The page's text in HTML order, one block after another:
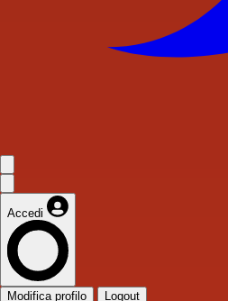
Accedi
Modifica profilo Logout